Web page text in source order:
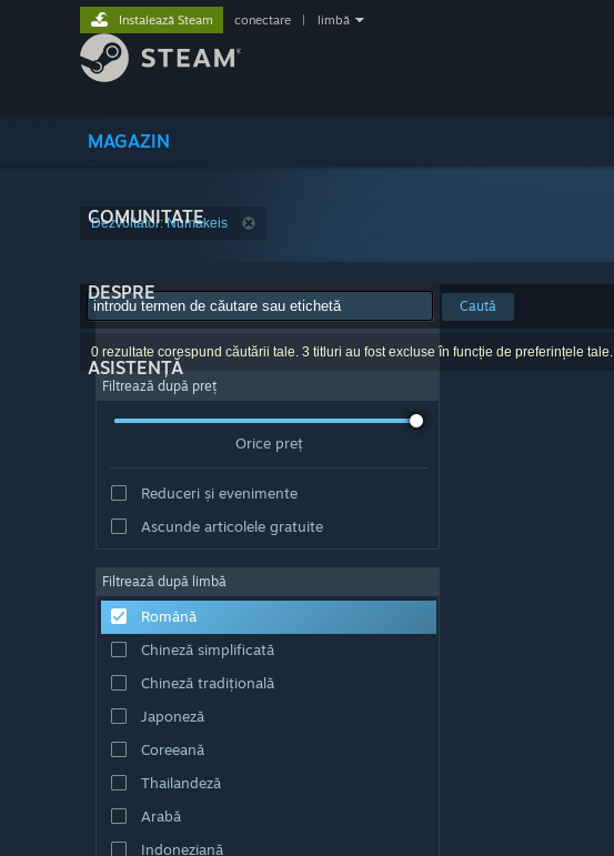
MAGAZIN
COMUNITATE
DESPRE
ASISTENȚĂ
Instalează Steam conectare limbă
Dezvoltator: Numakeis
Caută
0 rezultate corespund căutării tale. 3 titluri au fost excluse în funcție de preferințele tale.
Filtrează după preț
Orice preț
Reduceri și evenimente
Ascunde articolele gratuite
Filtrează după limbă
Română
Chineză simplificată
Chineză tradițională
Japoneză
Coreeană
Thailandeză
Arabă
Indoneziană